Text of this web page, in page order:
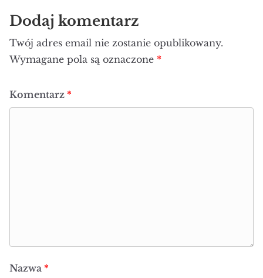
Dodaj komentarz
Twój adres email nie zostanie opublikowany.
Wymagane pola są oznaczone *
Komentarz *
Nazwa *